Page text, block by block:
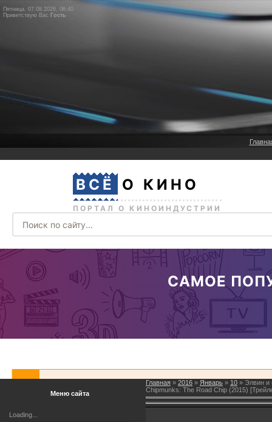
Пятница, 07.08.2026, 06:40
Приветствую Вас Гость
Меню сайта
Loading...
Главная » 2016 » Январь » 10 » Элвин и
Chipmunks: The Road Chip (2015)